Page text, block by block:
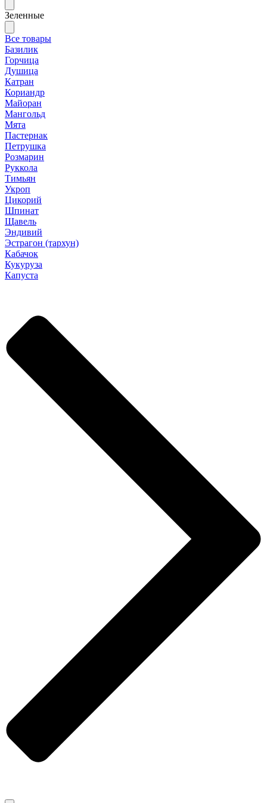
Зеленные
Все товары
Базилик
Горчица
Душица
Катран
Кориандр
Майоран
Мангольд
Мята
Пастернак
Петрушка
Розмарин
Руккола
Тимьян
Укроп
Цикорий
Шпинат
Щавель
Эндивий
Эстрагон (тархун)
Кабачок
Кукуруза
Капуста